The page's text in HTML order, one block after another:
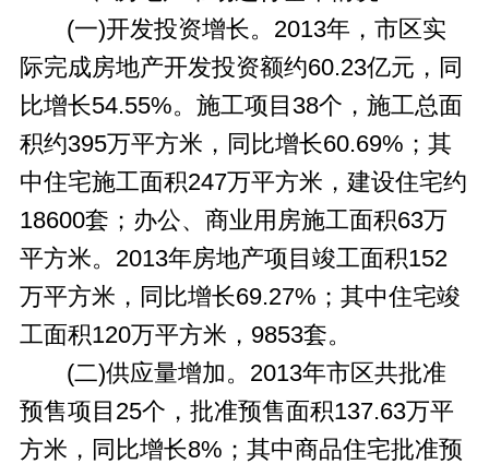
(一)开发投资增长。2013年，市区实
际完成房地产开发投资额约60.23亿元，同
比增长54.55%。施工项目38个，施工总面
积约395万平方米，同比增长60.69%；其
中住宅施工面积247万平方米，建设住宅约
18600套；办公、商业用房施工面积63万
平方米。2013年房地产项目竣工面积152
万平方米，同比增长69.27%；其中住宅竣
工面积120万平方米，9853套。
(二)供应量增加。2013年市区共批准
预售项目25个，批准预售面积137.63万平
方米，同比增长8%；其中商品住宅批准预